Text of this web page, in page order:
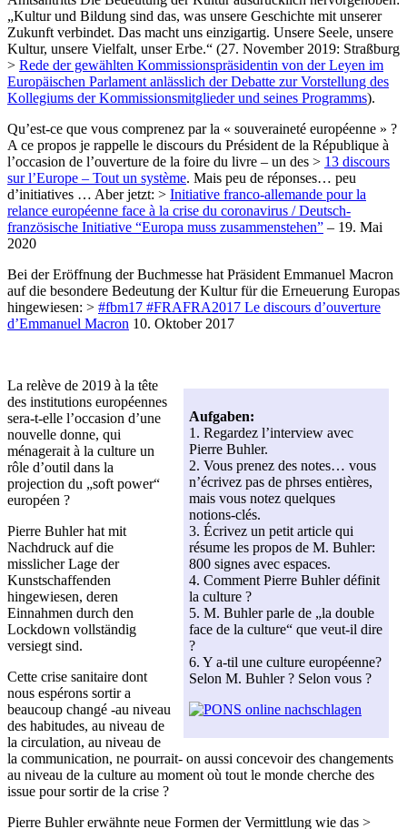
„Kultur und Bildung sind das, was unsere Geschichte mit unserer
Zukunft verbindet. Das macht uns einzigartig. Unsere Seele, unsere
Kultur, unsere Vielfalt, unser Erbe.“ (27. November 2019: Straßburg
> Rede der gewählten Kommissionspräsidentin von der Leyen im
Europäischen Parlament anlässlich der Debatte zur Vorstellung des
Kollegiums der Kommissionsmitglieder und seines Programms).
Qu’est-ce que vous comprenez par la « souveraineté européenne » ?
A ce propos je rappelle le discours du Président de la République à
l’occasion de l’ouverture de la foire du livre – un des > 13 discours
sur l’Europe – Tout un système. Mais peu de réponses… peu
d’initiatives … Aber jetzt: > Initiative franco-allemande pour la
relance européenne face à la crise du coronavirus / Deutsch-
französische Initiative “Europa muss zusammenstehen” – 19. Mai
2020
Bei der Eröffnung der Buchmesse hat Präsident Emmanuel Macron
auf die besondere Bedeutung der Kultur für die Erneuerung Europas
hingewiesen: > #fbm17 #FRAFRA2017 Le discours d’ouverture
d’Emmanuel Macron 10. Oktober 2017
Aufgaben:
1. Regardez l’interview avec
Pierre Buhler.
2. Vous prenez des notes… vous
n’écrivez pas de phrses entières,
mais vous notez quelques
notions-clés.
3. Écrivez un petit article qui
résume les propos de M. Buhler:
800 signes avec espaces.
4. Comment Pierre Buhler définit
la culture ?
5. M. Buhler parle de „la double
face de la culture“ que veut-il dire
?
6. Y a-til une culture européenne?
Selon M. Buhler ? Selon vous ?
La relève de 2019 à la tête
des institutions européennes
sera-t-elle l’occasion d’une
nouvelle donne, qui
ménagerait à la culture un
rôle d’outil dans la
projection du „soft power“
européen ?
Pierre Buhler hat mit
Nachdruck auf die
misslicher Lage der
Kunstschaffenden
hingewiesen, deren
Einnahmen durch den
Lockdown vollständig
versiegt sind.
Cette crise sanitaire dont
nous espérons sortir a
beaucoup changé -au niveau
des habitudes, au niveau de
la circulation, au niveau de
la communication, ne pourrait- on aussi concevoir des changements
au niveau de la culture au moment où tout le monde cherche des
issue pour sortir de la crise ?
Pierre Buhler erwähnte neue Formen der Vermittlung wie das >